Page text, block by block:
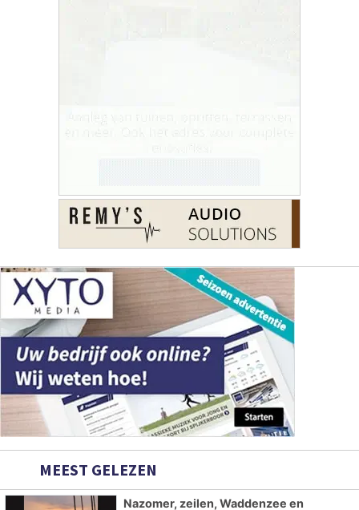
MEEST GELEZEN
Nazomer, zeilen, Waddenzee en